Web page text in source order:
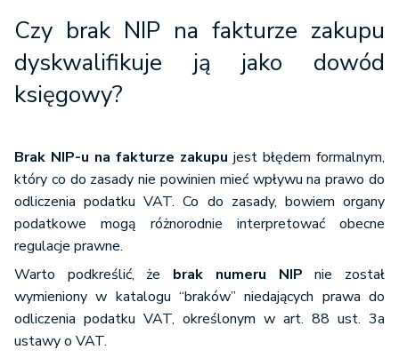
Czy brak NIP na fakturze zakupu
dyskwalifikuje ją jako dowód
księgowy?
Brak NIP-u na fakturze zakupu jest błędem formalnym,
który co do zasady nie powinien mieć wpływu na prawo do
odliczenia podatku VAT. Co do zasady, bowiem organy
podatkowe mogą różnorodnie interpretować obecne
regulacje prawne.
Warto podkreślić, że brak numeru NIP nie został
wymieniony w katalogu “braków” niedających prawa do
odliczenia podatku VAT, określonym w art. 88 ust. 3a
ustawy o VAT.